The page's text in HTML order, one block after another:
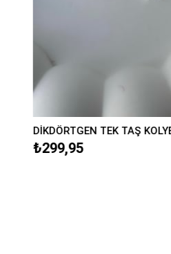
DİKDÖRTGEN TEK TAŞ KOLYE
₺299,95